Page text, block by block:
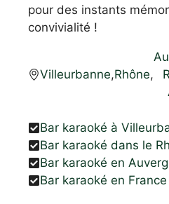
pour des instants
convivialité !
Villeurbanne,Rhône,
Bar karaoké à
Bar karaoké dans le
Bar karaoké en
Bar karaoké en France